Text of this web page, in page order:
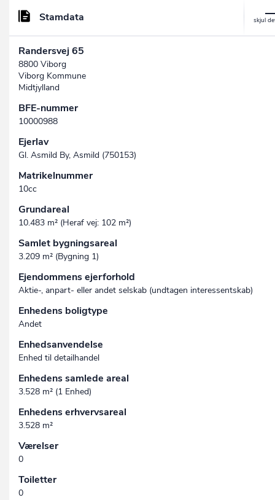
Stamdata
Randersvej 65
8800 Viborg
Viborg Kommune
Midtjylland
BFE-nummer
10000988
Ejerlav
Gl. Asmild By, Asmild (750153)
Matrikelnummer
10cc
Grundareal
10.483 m² (Heraf vej: 102 m²)
Samlet bygningsareal
3.209 m² (Bygning 1)
Ejendommens ejerforhold
Aktie-, anpart- eller andet selskab (undtagen interessent­skab)
Enhedens boligtype
Andet
Enhedsanvendelse
Enhed til detailhandel
Enhedens samlede areal
3.528 m² (1 Enhed)
Enhedens erhvervsareal
3.528 m²
Værelser
0
Toiletter
0